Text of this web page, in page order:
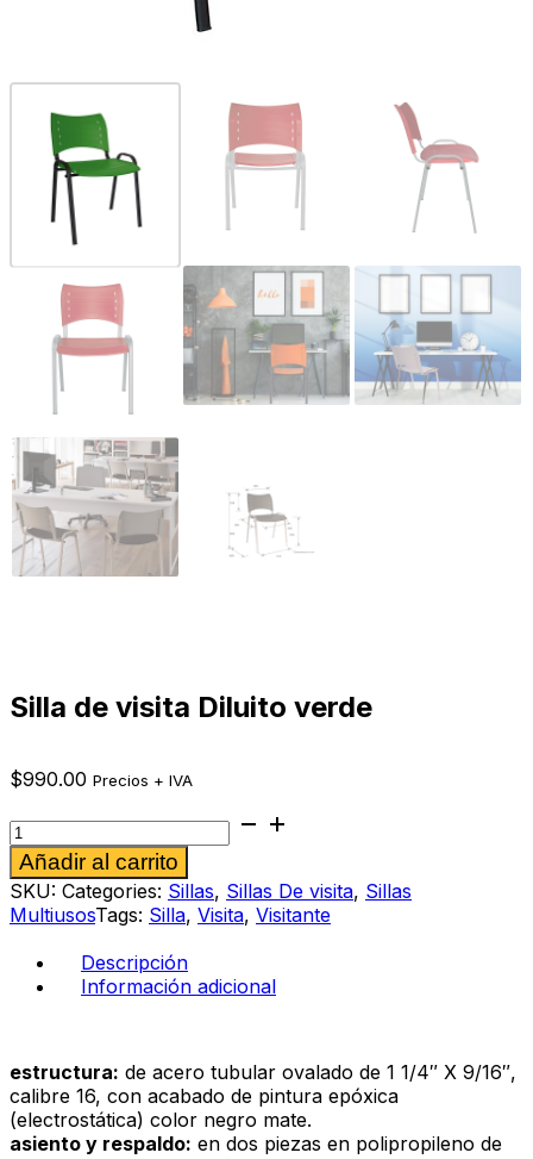
Silla de visita Diluito verde
$990.00 Precios + IVA
Silla
de
visita
Diluito
verde
cantidad
Añadir al carrito
SKU: Categories: Sillas, Sillas De visita, Sillas
MultiusosTags: Silla, Visita, Visitante
Descripción
Información adicional
estructura: de acero tubular ovalado de 1 1/4″ X 9/16″,
calibre 16, con acabado de pintura epóxica
(electrostática) color negro mate.
asiento y respaldo: en dos piezas en polipropileno de